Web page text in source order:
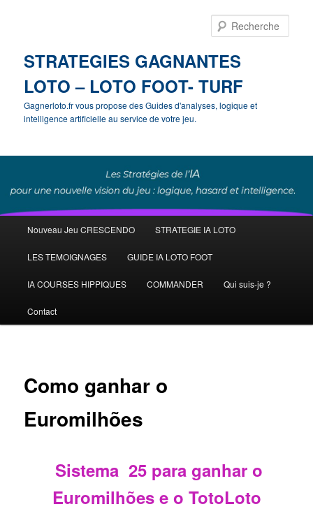
STRATEGIES GAGNANTES
LOTO – LOTO FOOT- TURF
Gagnerloto.fr vous propose des Guides d'analyses, logique et
intelligence artificielle au service de votre jeu.
principal
Aller
au
contenu
Nouveau Jeu CRESCENDO STRATEGIE IA LOTO
LES TEMOIGNAGES GUIDE IA LOTO FOOT
IA COURSES HIPPIQUES COMMANDER Qui suis-je ?
Contact
Como ganhar o
Euromilhões
Sistema 25 para ganhar o
Euromilhões e o TotoLoto